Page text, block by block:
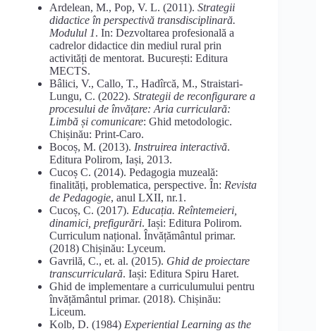
Ardelean, M., Pop, V. L. (2011). Strategii
didactice în perspectivă transdisciplinară.
Modulul 1. In: Dezvoltarea profesională a
cadrelor didactice din mediul rural prin
activități de mentorat. București: Editura
MECTS.
Bâlici, V., Callo, T., Hadîrcă, M., Straistari-
Lungu, C. (2022). Strategii de reconfigurare a
procesului de învățare: Aria curriculară:
Limbă și comunicare: Ghid metodologic.
Chișinău: Print-Caro.
Bocoș, M. (2013). Instruirea interactivă.
Editura Polirom, Iași, 2013.
Cucoș C. (2014). Pedagogia muzeală:
finalități, problematica, perspective. În: Revista
de Pedagogie, anul LXII, nr.1.
Cucoș, C. (2017). Educația. Reîntemeieri,
dinamici, prefigurări. Iași: Editura Polirom.
Curriculum național. Învățământul primar.
(2018) Chișinău: Lyceum.
Gavrilă, C., et. al. (2015). Ghid de proiectare
transcurriculară. Iași: Editura Spiru Haret.
Ghid de implementare a curriculumului pentru
învățământul primar. (2018). Chișinău:
Liceum.
Kolb, D. (1984) Experiential Learning as the